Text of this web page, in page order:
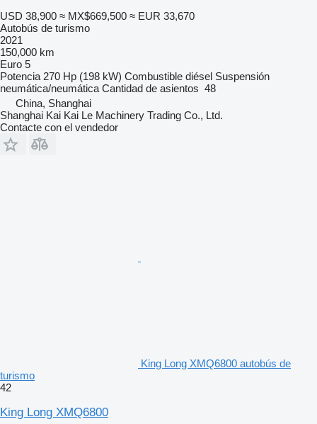
USD 38,900 ≈ MX$669,500 ≈ EUR 33,670
Autobús de turismo
2021
150,000 km
Euro 5
Potencia 270 Hp (198 kW) Combustible diésel Suspensión
neumática/neumática Cantidad de asientos 48
China, Shanghai
Shanghai Kai Kai Le Machinery Trading Co., Ltd.
Contacte con el vendedor
King Long XMQ6800 autobús de
turismo
42
King Long XMQ6800